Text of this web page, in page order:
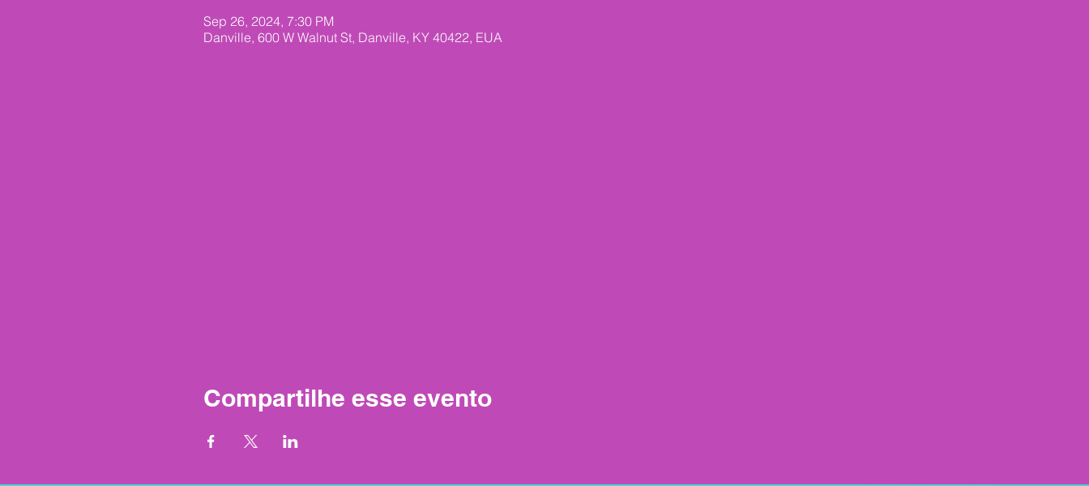
Sep 26, 2024, 7:30 PM
Danville, 600 W Walnut St, Danville, KY 40422, EUA
Compartilhe esse evento